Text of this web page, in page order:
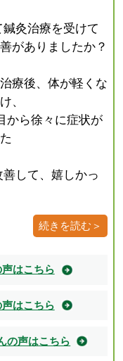
鍼灸治療を受けて
がありましたか？
療後、体が軽くな
、
ら徐々に症状が
善して、嬉しかっ
続きを読む＞
はこちら
はこちら
の声はこちら